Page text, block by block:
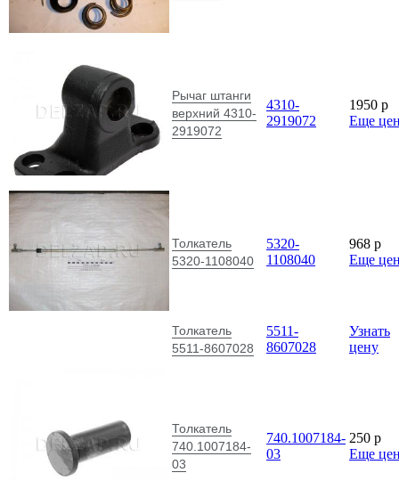
Рычаг штанги
верхний 4310-
2919072
4310-
2919072
1950 p
Еще
Толкатель
5320-1108040
5320-
1108040
968 p
Еще
Толкатель
5511-8607028
5511-
8607028
Узнать
цену
Толкатель
740.1007184-
03
740.1007184-
03
250 p
Еще